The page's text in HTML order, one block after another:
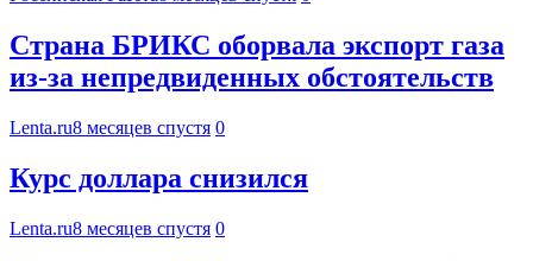
Страна БРИКС оборвала экспорт газа
из-за непредвиденных обстоятельств
Lenta.ru8 месяцев спустя 0
Курс доллара снизился
Lenta.ru8 месяцев спустя 0